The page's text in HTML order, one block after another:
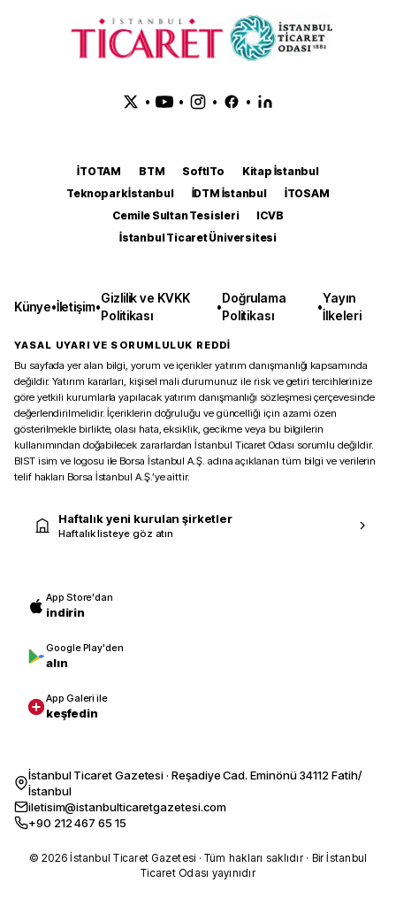
• • • •
İTOTAM BTM SoftITo
Kitap İstanbul
Teknopark İstanbul
İDTM İstanbul
İTOSAM
Cemile Sultan Tesisleri
ICVB
İstanbul Ticaret Üniversitesi
Künye•İletişim•
Gizlilik ve KVKK
Politikası
•
Doğrulama
Politikası
•
Yayın
İlkeleri
YASAL UYARI VE SORUMLULUK REDDİ
Bu sayfada yer alan bilgi, yorum ve içerikler yatırım danışmanlığı kapsamında
değildir. Yatırım kararları, kişisel mali durumunuz ile risk ve getiri tercihlerinize
göre yetkili kurumlarla yapılacak yatırım danışmanlığı sözleşmesi çerçevesinde
değerlendirilmelidir. İçeriklerin doğruluğu ve güncelliği için azami özen
gösterilmekle birlikte, olası hata, eksiklik, gecikme veya bu bilgilerin
kullanımından doğabilecek zararlardan İstanbul Ticaret Odası sorumlu değildir.
BIST isim ve logosu ile Borsa İstanbul A.Ş. adına açıklanan tüm bilgi ve verilerin
telif hakları Borsa İstanbul A.Ş.’ye aittir.
Haftalık yeni kurulan şirketler
Haftalık listeye göz atın
App Store'dan
indirin
Google Play'den
alın
App Galeri ile
keşfedin
İstanbul Ticaret Gazetesi · Reşadiye Cad. Eminönü 34112 Fatih/
İstanbul
iletisim@istanbulticaretgazetesi.com
+90 212 467 65 15
© 2026 İstanbul Ticaret Gazetesi · Tüm hakları saklıdır · Bir İstanbul
Ticaret Odası yayınıdır